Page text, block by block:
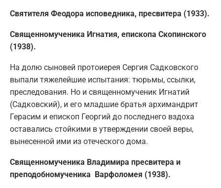
Святителя Феодора исповедника, пресвитера (1933).
Священномученика Игнатия, епископа Скопинского
(1938).
На долю сыновей протоиерея Сергия Садковского
выпали тяжелейшие испытания: тюрьмы, ссылки,
преследования. Но и священномученик Игнатий
(Садковский), и его младшие братья архимандрит
Герасим и епископ Георгий до последнего вздоха
оставались стойкими в утверждении своей веры,
вынесенной ими из отеческого дома.
Священномученика Владимира пресвитера и
преподобномученика Варфоломея (1938).